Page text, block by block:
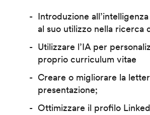
Introduzione
al suo utilizzo nella ricerca
Utilizzare l’IA per
proprio curriculum vitae
Creare o migliorare la
presentazione;
Ottimizzare il profilo